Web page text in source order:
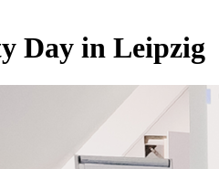
Day in Leipzig